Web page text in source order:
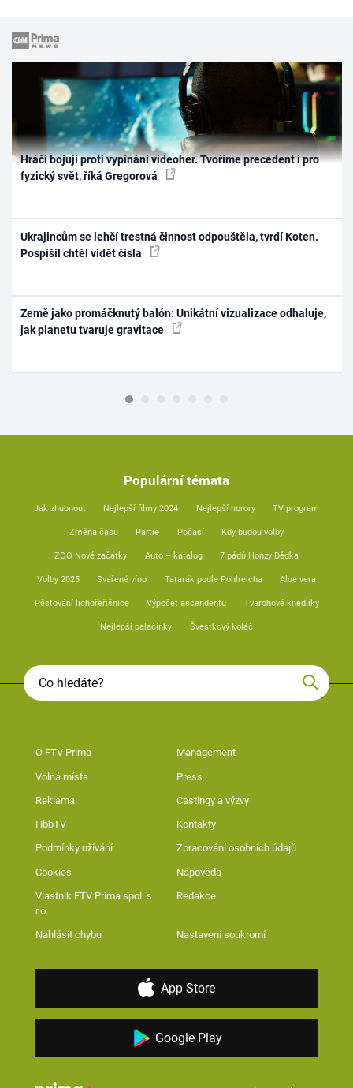
Hráči bojují proti vypínání videoher. Tvoříme precedent i pro
fyzický svět, říká Gregorová
Ukrajincům se lehčí trestná činnost odpouštěla, tvrdí Koten.
Pospíšil chtěl vidět čísla
Země jako promáčknutý balón: Unikátní vizualizace odhaluje,
jak planetu tvaruje gravitace
Populární témata
Jak zhubnout Nejlepší filmy 2024 Nejlepší horory TV program
Změna času Partie Počasí Kdy budou volby
ZOO Nové začátky Auto – katalog 7 pádů Honzy Dědka
Volby 2025 Svařené víno Tatarák podle Pohlreicha Aloe vera
Pěstování lichořeřišnice Výpočet ascendentu Tvarohové knedlíky
Nejlepší palačinky Švestkový koláč
O FTV Prima Management
Volná místa Press
Reklama Castingy a výzvy
HbbTV Kontakty
Podmínky užívání Zpracování osobních údajů
Cookies Nápověda
Vlastník FTV Prima spol. s
r.o.
Redakce
Nahlásit chybu Nastavení soukromí
App Store
Google Play